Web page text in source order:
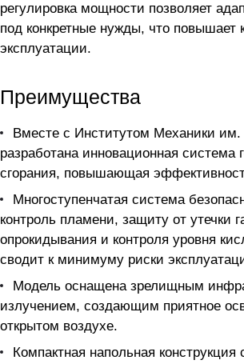
регулировка мощности позволяет
под конкретные нужды, что повышает
эксплуатации.
Преимущества
Вместе с Институтом Механики
разработана инновационная система
сгорания, повышающая
Многоступенчатая система
контроль пламени, защиту от утечки
опрокидывания и контроля уровня
сводит к минимуму риски
Модель оснащена зрелищным
излучением, создающим приятное
открытом воздухе.
Компактная напольная конструкция